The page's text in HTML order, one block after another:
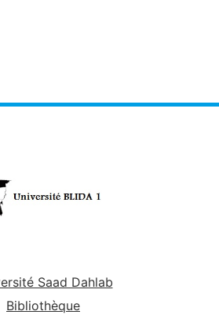
Saad Dahlab
Bibliothèque